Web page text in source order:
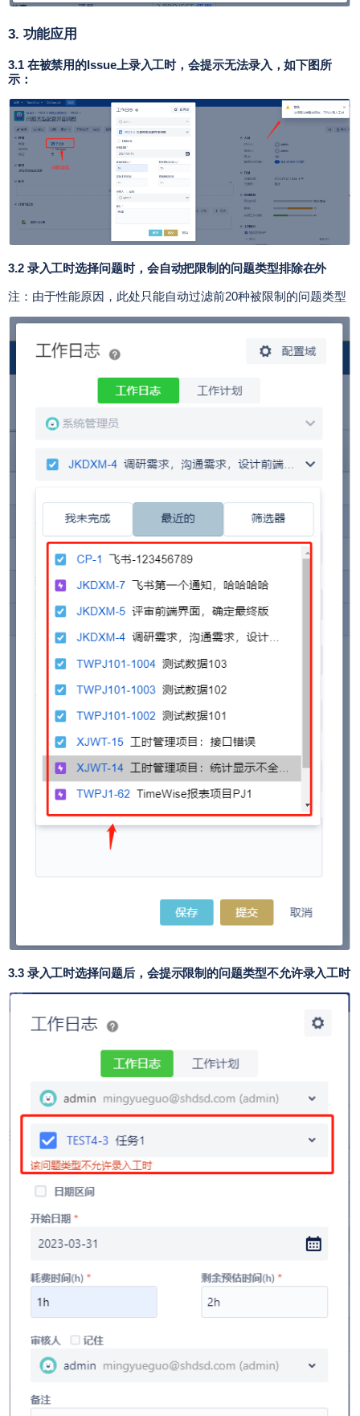
3. 功能应用
3.1 在被禁用的Issue上录入工时，会提示无法录入，如下图所
示：
3.2 录入工时选择问题时，会自动把限制的问题类型排除在外
注：由于性能原因，此处只能自动过滤前20种被限制的问题类型
3.3 录入工时选择问题后，会提示限制的问题类型不允许录入工时